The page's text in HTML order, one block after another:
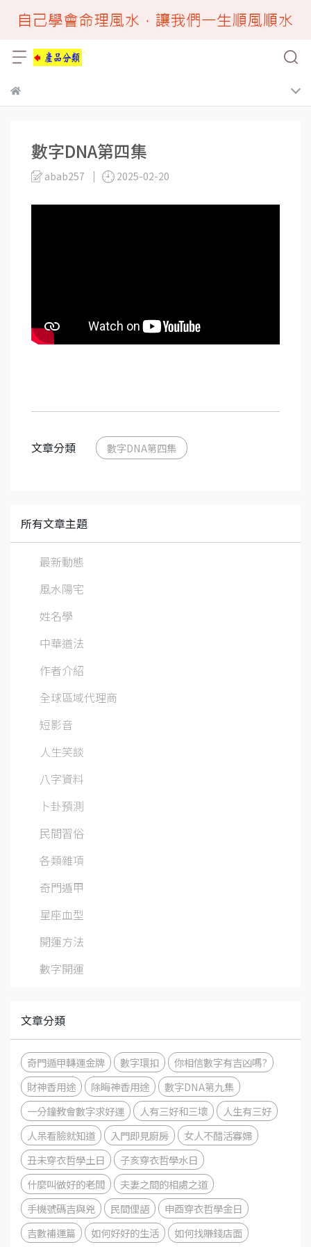
數字DNA第四集
abab257 2025-02-20
文章分類 數字DNA第四集
所有文章主題
最新動態
風水陽宅
姓名學
中華道法
作者介紹
全球區域代理商
短影音
人生笑談
八字資料
卜卦預測
民間習俗
各類雜項
奇門遁甲
星座血型
開運方法
數字開運
文章分類
奇門遁甲轉運金牌 數字環扣
你相信數字有吉凶嗎?
財神香用途
除晦神香用途
數字DNA第九集
一分鐘教會數字求好運
人有三好和三壞
人生有三好
人呆看臉就知道
入門即見廚房
女人不醋活寡婦
丑未穿衣哲學土日
子亥穿衣哲學水日
什麼叫做好的老闆
夫妻之間的相處之道
手機號碼吉與兇
民間俚語
申酉穿衣哲學金日
吉數補運篇
如何好好的生活 如何找賺錢店面